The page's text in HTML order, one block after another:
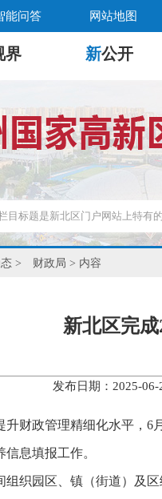
能问答 网站地图
界 新公开
> 财政局 > 内容
新北区完
发布日期：2025-
升财政管理精细化水平，
息填报工作。
组织园区、镇（街道）及